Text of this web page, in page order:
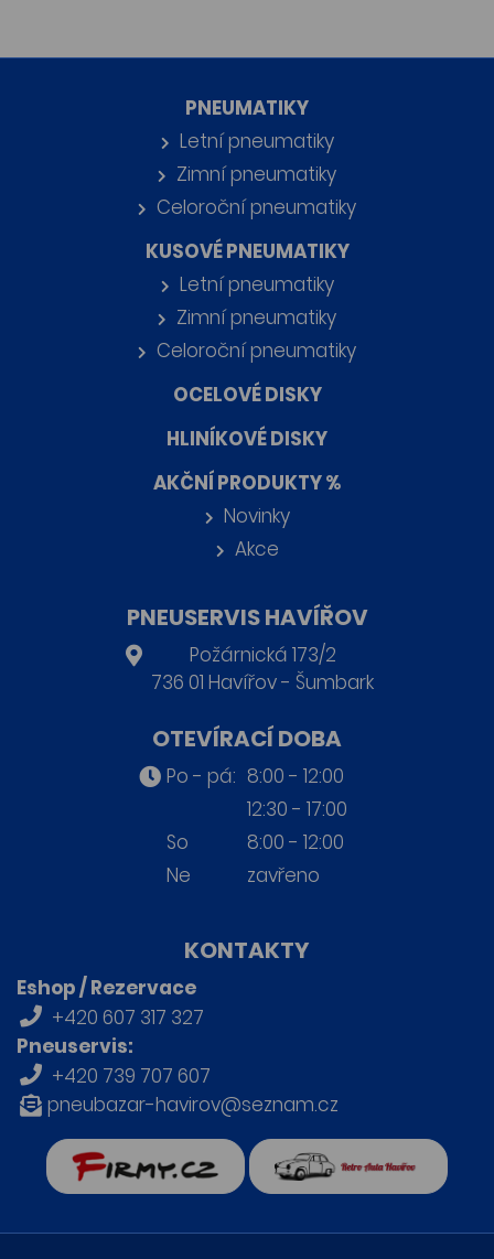
PNEUMATIKY
Letní pneumatiky
Zimní pneumatiky
Celoroční pneumatiky
KUSOVÉ PNEUMATIKY
Letní pneumatiky
Zimní pneumatiky
Celoroční pneumatiky
OCELOVÉ DISKY
HLINÍKOVÉ DISKY
AKČNÍ PRODUKTY %
Novinky
Akce
PNEUSERVIS HAVÍŘOV
Požárnická 173/2
736 01 Havířov - Šumbark
OTEVÍRACÍ DOBA
Po - pá: 8:00 - 12:00
12:30 - 17:00
So
8:00 - 12:00
Ne
zavřeno
KONTAKTY
Eshop / Rezervace
+420 607 317 327
Pneuservis:
+420 739 707 607
pneubazar-havirov@seznam.cz
Retro auta Havířov